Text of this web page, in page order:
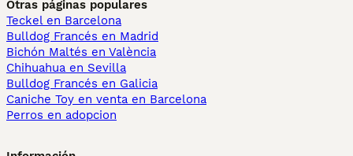
Otras páginas populares
Teckel en Barcelona
Bulldog Francés en Madrid
Bichón Maltés en València
Chihuahua en Sevilla
Bulldog Francés en Galicia
Caniche Toy en venta en Barcelona
Perros en adopcion